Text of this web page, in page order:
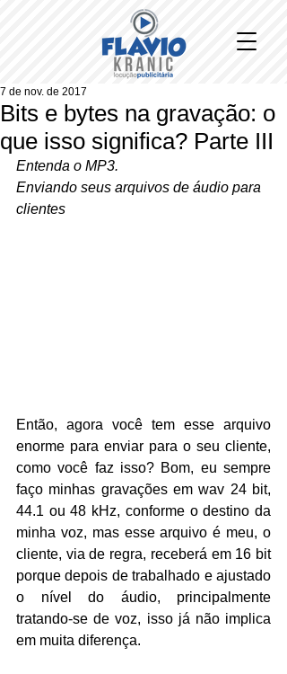
Bits e bytes na gravação: o
que isso significa? Parte III
7 de nov. de 2017
Entenda o MP3.
Enviando seus arquivos de áudio para
clientes
Então, agora você tem esse arquivo
enorme para enviar para o seu cliente,
como você faz isso? Bom, eu sempre
faço minhas gravações em wav 24 bit,
44.1 ou 48 kHz, conforme o destino da
minha voz, mas esse arquivo é meu, o
cliente, via de regra, receberá em 16 bit
porque depois de trabalhado e ajustado
o nível do áudio, principalmente
tratando-se de voz, isso já não implica
em muita diferença.